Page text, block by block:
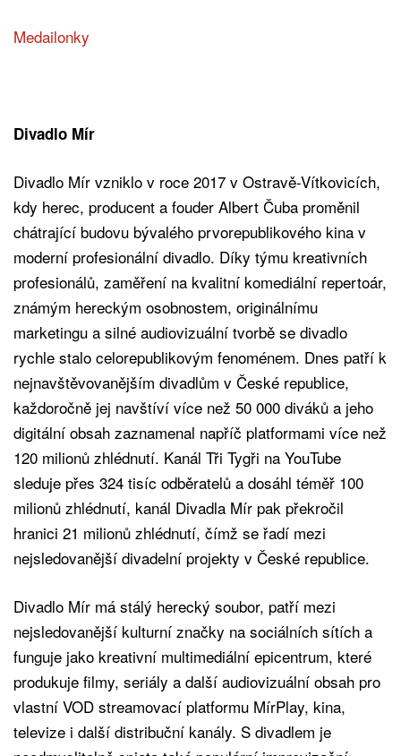
Medailonky
Divadlo Mír
Divadlo Mír vzniklo v roce 2017 v Ostravě-Vítkovicích,
kdy herec, producent a fouder Albert Čuba proměnil
chátrající budovu bývalého prvorepublikového kina v
moderní profesionální divadlo. Díky týmu kreativních
profesionálů, zaměření na kvalitní komediální repertoár,
známým hereckým osobnostem, originálnímu
marketingu a silné audiovizuální tvorbě se divadlo
rychle stalo celorepublikovým fenoménem. Dnes patří k
nejnavštěvovanějším divadlům v České republice,
každoročně jej navštíví více než 50 000 diváků a jeho
digitální obsah zaznamenal napříč platformami více než
120 milionů zhlédnutí. Kanál Tři Tygři na YouTube
sleduje přes 324 tisíc odběratelů a dosáhl téměř 100
milionů zhlédnutí, kanál Divadla Mír pak překročil
hranici 21 milionů zhlédnutí, čímž se řadí mezi
nejsledovanější divadelní projekty v České republice.
Divadlo Mír má stálý herecký soubor, patří mezi
nejsledovanější kulturní značky na sociálních sítích a
funguje jako kreativní multimediální epicentrum, které
produkuje filmy, seriály a další audiovizuální obsah pro
vlastní VOD streamovací platformu MírPlay, kina,
televize i další distribuční kanály. S divadlem je